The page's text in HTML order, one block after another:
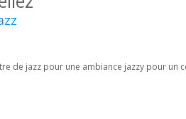
de jazz pour une ambiance jazzy pour un